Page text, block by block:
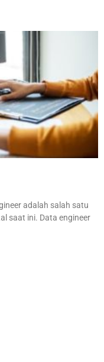
adalah salah satu
saat ini. Data engineer